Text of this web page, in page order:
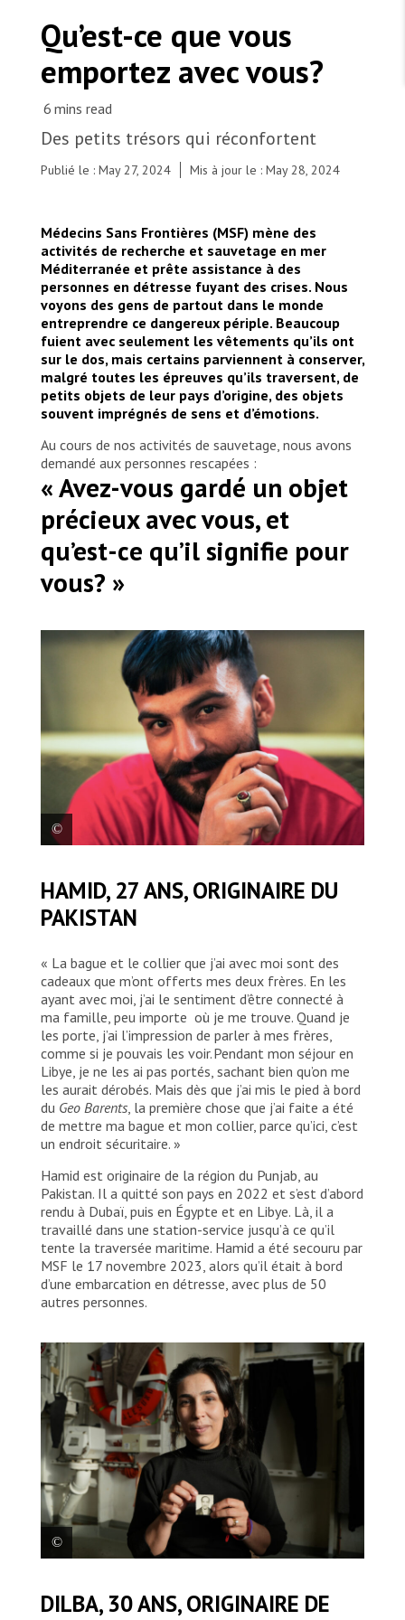
Les États négligent leur obligation de protéger les
personnes civiles et les services de santé en temps
de guerre
Séismes au Venezuela : conséquences et intervention
Dons des fondations
Partenariat d’entreprise
MSF l'entrepôt. Un cadeau qui en dit long.
Les Amis de MSF
Devenez bénévoles au Canada
Travailler avec MSF
Travailler à l’étranger
Travailler au Canada
Nous recrutons : Logisticien ou logisticienne
technique
Qu’est-ce que vous emportez avec vous ? © MSF
Qu’est-ce que vous
emportez avec vous?
Des petits trésors qui réconfortent
Publié le : May 27, 2024 Mis à jour le : May 28, 2024
Médecins Sans Frontières (MSF) mène des
activités de recherche et sauvetage en mer
Méditerranée et prête assistance à des
personnes en détresse fuyant des crises. Nous
voyons des gens de partout dans le monde
entreprendre ce dangereux périple. Beaucoup
fuient avec seulement les vêtements qu’ils ont
sur le dos, mais certains parviennent à conserver,
malgré toutes les épreuves qu’ils traversent, de
petits objets de leur pays d’origine, des objets
souvent imprégnés de sens et d’émotions.
Au cours de nos activités de sauvetage, nous avons
demandé aux personnes rescapées :
« Avez-vous gardé un objet
précieux avec vous, et
qu’est-ce qu’il signifie pour
vous? »
Cheblak/MSF
HAMID, 27 ANS, ORIGINAIRE DU
PAKISTAN
« La bague et le collier que j’ai avec moi sont des
cadeaux que m’ont offerts mes deux frères. En les
ayant avec moi, j’ai le sentiment d’être connecté à
ma famille, peu importe où je me trouve. Quand je
les porte, j’ai l’impression de parler à mes frères,
comme si je pouvais les voir. Pendant mon séjour en
Libye, je ne les ai pas portés, sachant bien qu’on me
les aurait dérobés. Mais dès que j’ai mis le pied à bord
du Geo Barents, la première chose que j’ai faite a été
de mettre ma bague et mon collier, parce qu’ici, c’est
un endroit sécuritaire. »
Hamid est originaire de la région du Punjab, au
Pakistan. Il a quitté son pays en 2022 et s’est d’abord
rendu à Dubaï, puis en Égypte et en Libye. Là, il a
travaillé dans une station-service jusqu’à ce qu’il
tente la traversée maritime. Hamid a été secouru par
MSF le 17 novembre 2023, alors qu’il était à bord
d’une embarcation en détresse, avec plus de 50
autres personnes.
Cheblak/MSF
DILBA, 30 ANS, ORIGINAIRE DE